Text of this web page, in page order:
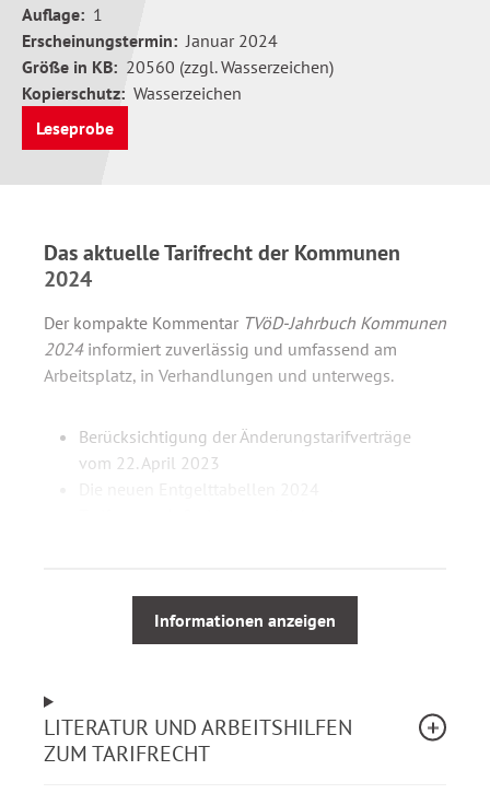
Auflage: 1
Erscheinungstermin: Januar 2024
Größe in KB: 20560 (zzgl. Wasserzeichen)
Kopierschutz: Wasserzeichen
Leseprobe
Das aktuelle Tarifrecht der Kommunen
2024
Der kompakte Kommentar TVöD-Jahrbuch Kommunen
2024informiert zuverlässig und umfassend am
Arbeitsplatz, in Verhandlungen und unterwegs.
Berücksichtigung der Änderungstarifverträge
vom 22. April 2023
Tarifeinigung 2023
Kommentierung des Tarifvertrages für den
öffentlichen Dienst einschließlich des
Erläuterungen), Sparkassen, Entsorgung,
Krankenhäuser, Pflege- und
Informationen anzeigen
LITERATUR UND ARBEITSHILFEN
ZUM TARIFRECHT